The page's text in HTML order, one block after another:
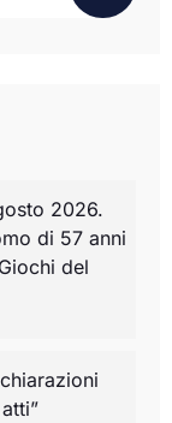
2026.
di 57 anni
del